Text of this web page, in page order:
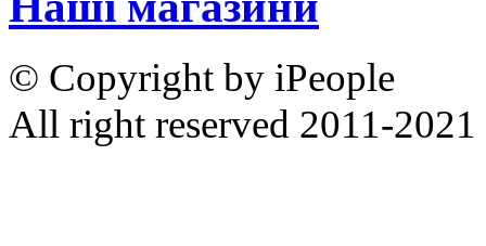
© Copyright by iPeople
All right reserved 2011-2021